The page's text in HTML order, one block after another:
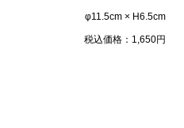
φ11.5cm × H6.5cm
税込価格：1,650円